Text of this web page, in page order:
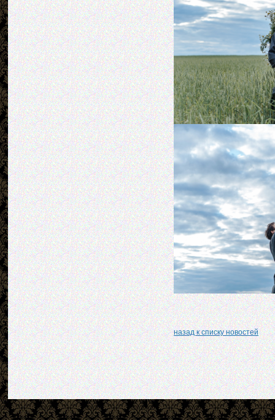
назад к списку новостей